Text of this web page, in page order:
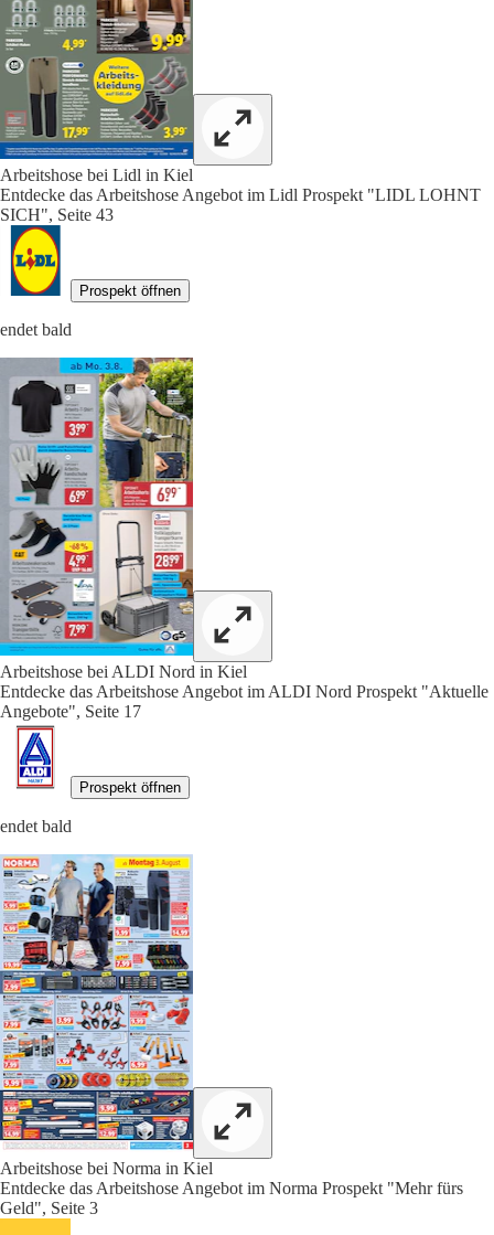
Arbeitshose bei Lidl in Kiel
Entdecke das Arbeitshose Angebot im Lidl Prospekt "LIDL LOHNT
SICH", Seite 43
Prospekt öffnen
endet bald
Arbeitshose bei ALDI Nord in Kiel
Entdecke das Arbeitshose Angebot im ALDI Nord Prospekt "Aktuelle
Angebote", Seite 17
Prospekt öffnen
endet bald
Arbeitshose bei Norma in Kiel
Entdecke das Arbeitshose Angebot im Norma Prospekt "Mehr fürs
Geld", Seite 3